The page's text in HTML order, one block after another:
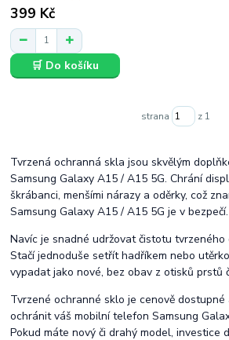
399 Kč
🛒 Do košíku
strana z 1
Tvrzená ochranná skla jsou skvělým
Samsung Galaxy A15 / A15 5G. Chrání
škrábanci, menšími nárazy a oděrky, což
Samsung Galaxy A15 / A15 5G je v bezpečí.
Navíc je snadné udržovat čistotu tvrzeného
Stačí jednoduše setřít hadříkem nebo
vypadat jako nové, bez obav z otisků prstů
Tvrzené ochranné sklo je cenově dostupné
ochránit váš mobilní telefon Samsung
Pokud máte nový či drahý model, investice